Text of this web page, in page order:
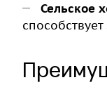
Сельское